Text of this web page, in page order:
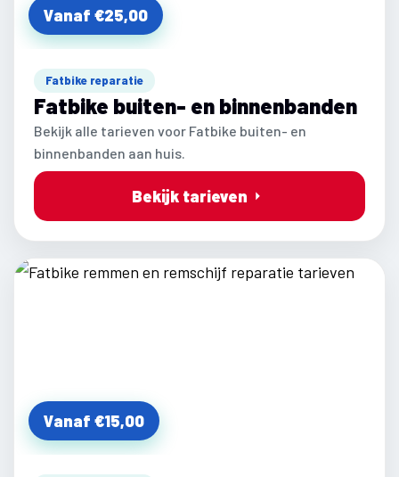
Vanaf €25,00
Fatbike reparatie
Fatbike buiten- en binnenbanden
Bekijk alle tarieven voor Fatbike buiten- en
binnenbanden aan huis.
Bekijk tarieven
Vanaf €15,00